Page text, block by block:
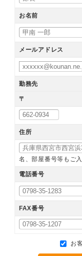
お名前
メールアドレス
勤務先
〒
住所
名、部屋番号等もご
電話番号
FAX番号
お